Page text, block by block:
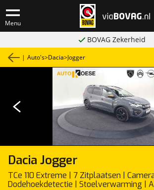
Menu
BOVAG Zekerheid
| Auto's>Dacia>Jogger
Dacia Jogger
TCe 110 Extreme | 7 Zitplaatsen | Camera
Dodehoekdetectie | Stoelverwarming |